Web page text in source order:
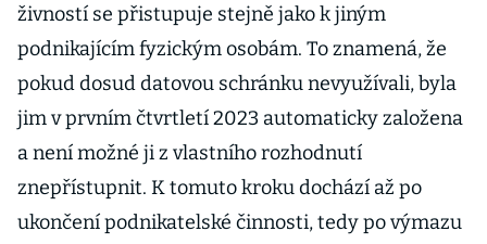
živností se přistupuje stejně jako k jiným
podnikajícím fyzickým osobám. To znamená, že
pokud dosud datovou schránku nevyužívali, byla
jim v prvním čtvrtletí 2023 automaticky založena
a není možné ji z vlastního rozhodnutí
znepřístupnit. K tomuto kroku dochází až po
ukončení podnikatelské činnosti, tedy po výmazu